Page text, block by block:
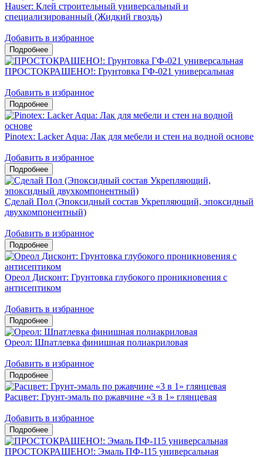
Hauser: Клей строительный универсальный и
специализированный (Жидкий гвоздь)
Добавить в избранное
ПРОСТОКРАШЕНО!: Грунтовка ГФ-021 универсальная
Добавить в избранное
Pinotex: Lacker Aqua: Лак для мебели и стен на водной основе
Добавить в избранное
Сделай Пол (Эпоксидный состав Укрепляющий, эпоксидный
двухкомпонентный)
Добавить в избранное
Ореол Дисконт: Грунтовка глубокого проникновения с
антисептиком
Добавить в избранное
Ореол: Шпатлевка финишная полиакриловая
Добавить в избранное
Расцвет: Грунт-эмаль по ржавчине «3 в 1» глянцевая
Добавить в избранное
ПРОСТОКРАШЕНО!: Эмаль ПФ-115 универсальная